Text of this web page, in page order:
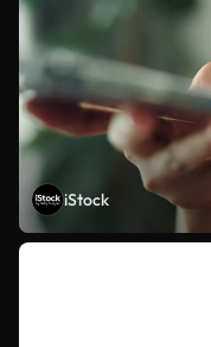
iStock